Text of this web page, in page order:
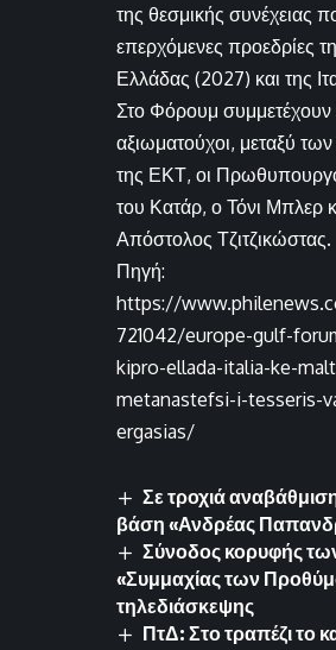
της θεσμικής συνέχειας
επερχόμενες προεδρίες
Ελλάδας (2027) και της
Στο Φόρουμ
αξιωματούχοι, μεταξύ
της ΕΚΤ, οι
του Κατάρ, ο Τόνι Μπλερ
Απόστολος Τζιτζικώστας.
Πηγή:
https://
721042/europe-gulf-
kipro-ellada-italia-ke-
metanastefsi-i-tesseris-
ergasias/
Σε τροχιά
βάση «Ανδρέας
Σύνοδος κορυφής
«Συμμαχίας των
τηλεδιάσκεψης
ΠτΔ: Στο τραπέζι το